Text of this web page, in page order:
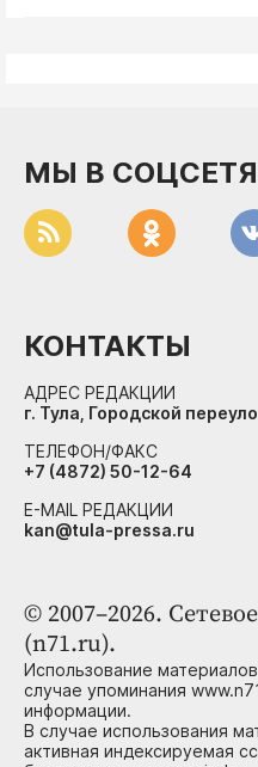
© 2007–2026.
(n71.ru).
Использование
случае упоминания
информации.
В случае использования
активная индексируемая
МЫ В
КОНТАКТЫ
АДРЕС РЕДАКЦИИ
г. Тула, Городской
ТЕЛЕФОН/ФАКС
+7 (4872) 50-12-64
E-MAIL РЕДАКЦИИ
kan@tula-pressa.ru